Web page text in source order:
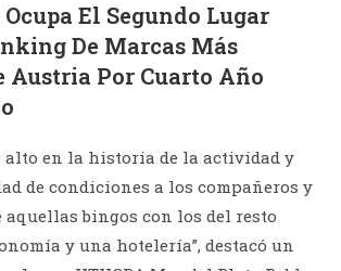
El Segundo Lugar
De Marcas Más
Austria Por Cuarto Año
alto en la historia de la actividad y
de condiciones a los compañeros y
aquellas bingos con los del resto
y una hotelería”, destacó un